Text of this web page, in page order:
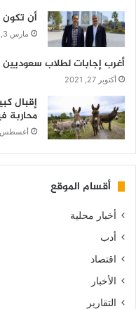
أن تكون
مارس 3, 2022
أغرب إجابات لطلاب سعوديين
أكتوبر 27, 2021
إقبال
محاربة
أغسطس 24, 2021
أقسام الموقع
أخبار محلية
أدب
اقتصاد
الأخبار
التقارير